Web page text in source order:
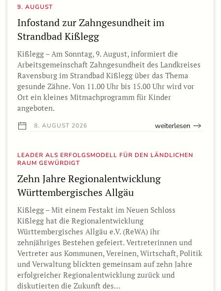
9. AUGUST
Infostand zur Zahngesundheit im
Strandbad Kißlegg
Kißlegg – Am Sonntag, 9. August, informiert die
Arbeitsgemeinschaft Zahngesundheit des Landkreises
Ravensburg im Strandbad Kißlegg über das Thema
gesunde Zähne. Von 11.00 Uhr bis 15.00 Uhr wird vor
Ort ein kleines Mitmachprogramm für Kinder
angeboten.
8. AUGUST 2026 weiterlesen
LEADER ALS ERFOLGSMODELL FÜR DEN LÄNDLICHEN
RAUM GEWÜRDIGT
Zehn Jahre Regionalentwicklung
Württembergisches Allgäu
Kißlegg – Mit einem Festakt im Neuen Schloss
Kißlegg hat die Regionalentwicklung
Württembergisches Allgäu e.V. (ReWA) ihr
zehnjähriges Bestehen gefeiert. Vertreterinnen und
Vertreter aus Kommunen, Vereinen, Wirtschaft, Politik
und Verwaltung blickten gemeinsam auf zehn Jahre
erfolgreicher Regionalentwicklung zurück und
diskutierten die Zukunft des…